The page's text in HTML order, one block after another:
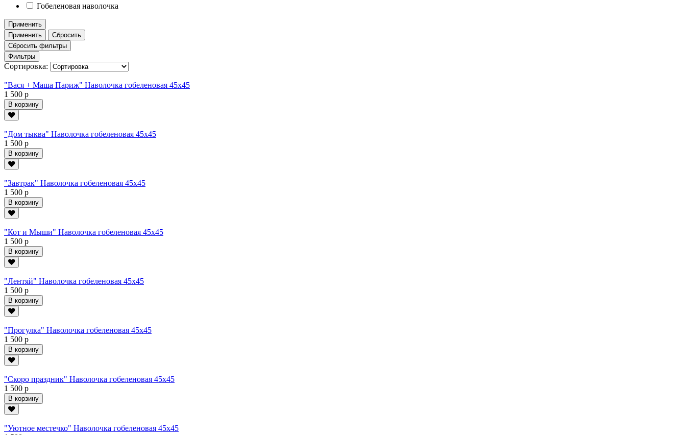
Гобеленовая наволочка
Применить
Применить
Сбросить
Сбросить фильтры
Фильтры
Сортировка:
"Вася + Маша Париж" Наволочка гобеленовая 45х45
1 500 р
В корзину
"Дом тыква" Наволочка гобеленовая 45х45
1 500 р
В корзину
"Завтрак" Наволочка гобеленовая 45х45
1 500 р
В корзину
"Кот и Мыши" Наволочка гобеленовая 45х45
1 500 р
В корзину
"Лентяй" Наволочка гобеленовая 45х45
1 500 р
В корзину
"Прогулка" Наволочка гобеленовая 45х45
1 500 р
В корзину
"Скоро праздник" Наволочка гобеленовая 45х45
1 500 р
В корзину
"Уютное местечко" Наволочка гобеленовая 45х45